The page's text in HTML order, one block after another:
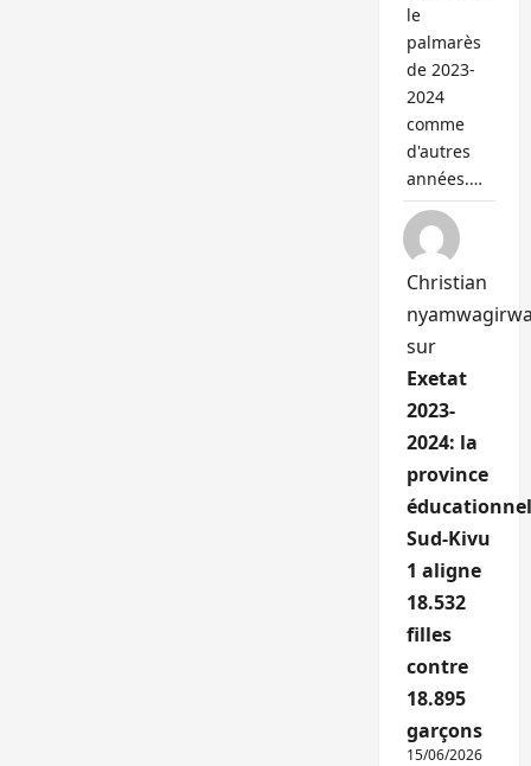
le
palmarès
de 2023-
2024
comme
d'autres
années.…
Christian
sur
Exetat
2023-
2024: la
province
Sud-Kivu
1 aligne
18.532
filles
contre
18.895
garçons
15/06/2026